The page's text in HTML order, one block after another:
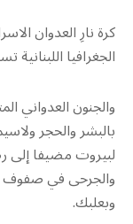
كرة نارِ العدوان
الجغرافيا
والجنون العدواني
بالبشر والحجر
لبيروت مضيفا إلى
والجرحى في صفوف
وبعلبك.